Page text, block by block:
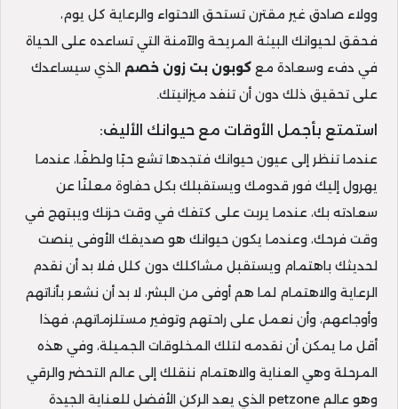
وولاء صادق غير مقترن تستحق الاحتواء والرعاية كل يوم،
فحقق لحيوانك البيئة المريحة والآمنة التي تساعده على الحياة
في دفء وسعادة مع كوبون بت زون خصم الذي سيساعدك
على تحقيق ذلك دون أن تنفد ميزانيتك.
استمتع بأجمل الأوقات مع حيوانك الأليف:
عندما تنظر إلى عيون حيوانك فتجدها تشع حبًا ولطفًا، عندما
يهرول إليك فور قدومك ويستقبلك بكل حفاوة معلنًا عن
سعادته بك، عندما يربت على كتفك في وقت حزنك ويبتهج في
وقت فرحك، وعندما يكون حيوانك هو صديقك الأوفى ينصت
لحديثك باهتمام ويستقبل مشاكلك دون كلل فلا بد أن نقدم
الرعاية والاهتمام لما هم أوفى من البشر، لا بد أن نشعر بأناتهم
وأوجاعهم، وأن نعمل على راحتهم وتوفير مستلزماتهم، فهذا
أقل ما يمكن أن نقدمه لتلك المخلوقات الجميلة، وفي هذه
المرحلة وهي العناية والاهتمام ننقلك إلى عالم التحضر والرقي
وهو عالم petzone الذي يعد الركن الأفضل للعناية الجيدة